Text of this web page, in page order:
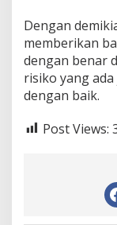
Dengan
memberikan
dengan benar
risiko yang
dengan baik.
Post Views: